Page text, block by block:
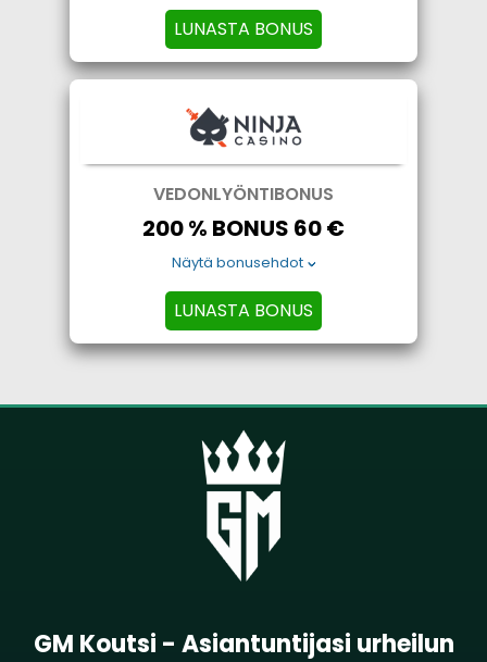
LUNASTA BONUS
VEDONLYÖNTIBONUS
200 % BONUS 60 €
Näytä bonusehdot
LUNASTA BONUS
GM Koutsi - Asiantuntijasi urheilun